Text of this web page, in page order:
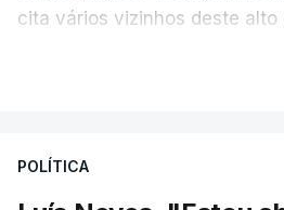
cita vários vizinhos deste alto
apreendido numa operação de
POLÍTICA